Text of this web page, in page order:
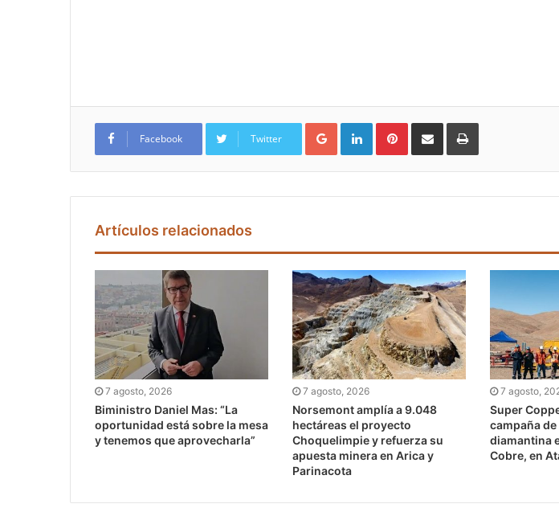
Facebook Twitter
Google+ LinkedIn Pinterest
Artículos relacionados
7 agosto, 2026
Biministro Daniel Mas: “La
oportunidad está sobre la mesa
y tenemos que aprovecharla”
7 agosto, 2026
Norsemont amplía a 9.048
hectáreas el proyecto
Choquelimpie y refuerza su
apuesta minera en Arica y
Parinacota
7 agosto,
Super
campaña
diamantina
Cobre, en